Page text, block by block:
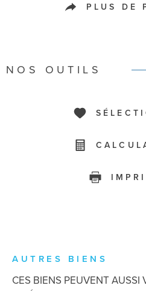
PLUS DE
NOS OUTILS
AUTRES BIENS
CES BIENS PEUVENT AUSSI